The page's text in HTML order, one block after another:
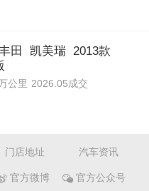
田 凯美瑞 2013款
公里 2026.05成交
门店地址 汽车资讯
官方微博 官方公众号